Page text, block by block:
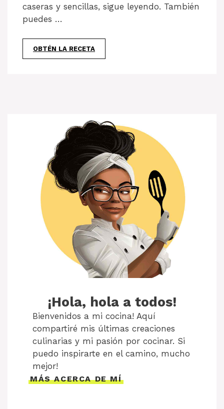
caseras y sencillas, sigue leyendo. También
puedes …
OBTÉN LA RECETA
¡Hola, hola a todos!
Bienvenidos a mi cocina! Aquí
compartiré mis últimas creaciones
culinarias y mi pasión por cocinar. Si
puedo inspirarte en el camino, mucho
mejor!
MÁS ACERCA DE MÍ